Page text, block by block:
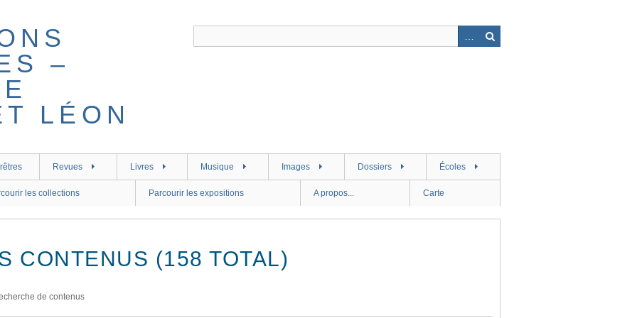
Revues Livres Musique Images Dossiers Écoles
les collections Parcourir les expositions A propos... Carte
CONTENUS (158 TOTAL)
de contenus